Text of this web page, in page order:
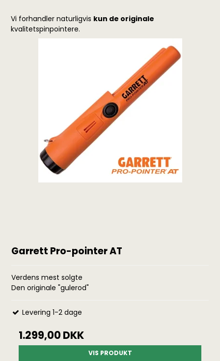
Vi forhandler naturligvis kun de originale
kvalitetspinpointere.
Garrett Pro-pointer AT
Verdens mest solgte
Den originale "gulerod"
Levering 1-2 dage
1.299,00 DKK
VIS PRODUKT